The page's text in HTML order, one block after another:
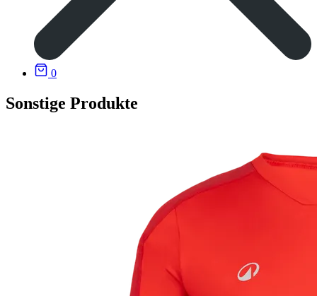
0
Sonstige Produkte